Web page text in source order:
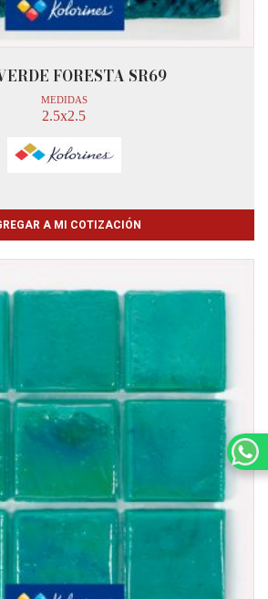
FORESTA SR69
MEDIDAS
2.5x2.5
A MI COTIZACIÓN